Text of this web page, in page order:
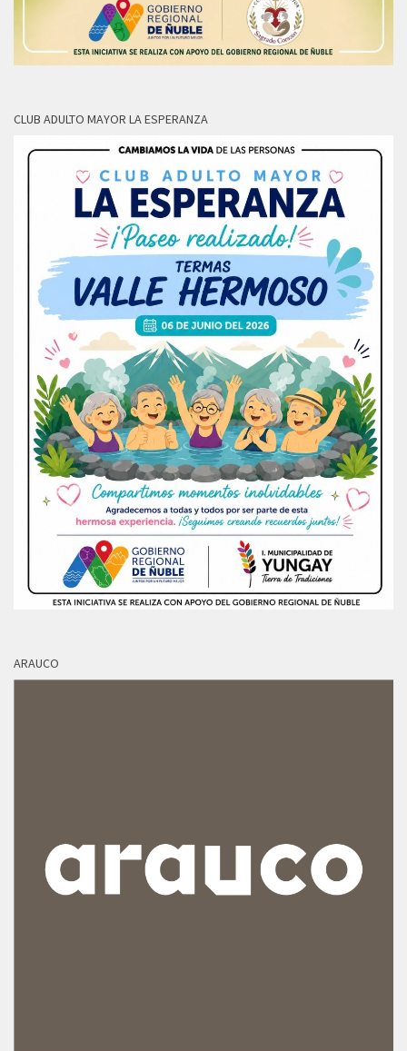
CLUB ADULTO MAYOR LA ESPERANZA
ARAUCO